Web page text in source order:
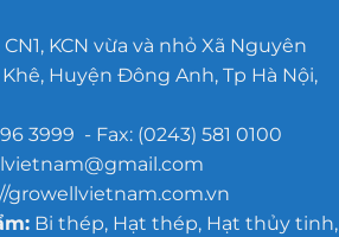
KCN vừa và nhỏ Xã Nguyên
Huyện Đông Anh, Tp Hà Nội,
- Fax: (0243) 581 0100
growellvietnam.com.vn
Bi thép, Hạt thép, Hạt thủy tinh,